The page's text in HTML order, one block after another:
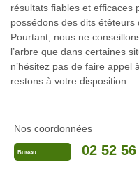
résultats fiables et efficaces
possédons des dits étêteurs
Pourtant, nous ne
l’arbre que dans certaines
n’hésitez pas de faire
restons à votre disposition.
Nos coordonnées
Bureau 02 52